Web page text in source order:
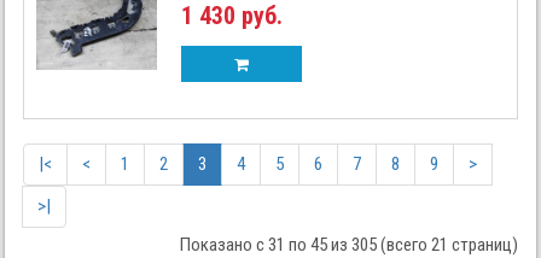
1 430 руб.
|< < 1 2 3 4 5 6 7 8 9
>
>|
Показано с 31 по 45 из 305 (всего 21 страниц)